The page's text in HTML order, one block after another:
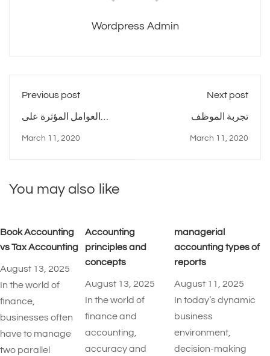
Wordpress Admin
Previous post
العوامل المؤثرة على
March 11, 2020
Next post
تجربة الموظف
March 11, 2020
You may also like
Book Accounting
vs Tax Accounting
August 13, 2025
In the world of
finance,
businesses often
have to manage
two parallel
Accounting
principles and
concepts
August 13, 2025
In the world of
finance and
accounting,
accuracy and
managerial
accounting types of
reports​
August 11, 2025
In today’s dynamic
business
environment,
decision-making